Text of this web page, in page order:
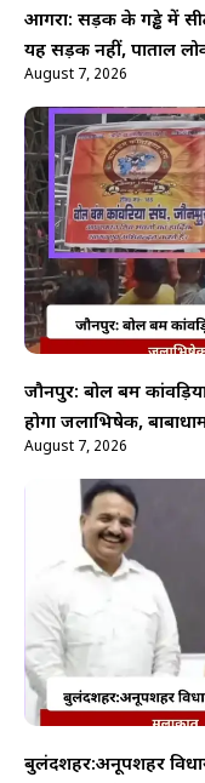
आगरा: सड़क के गड्ढे में
यह सड़क नहीं, पाताल
August 7, 2026
जौनपुर: बोल बम
होगा जलाभिषेक,
August 7, 2026
बुलंदशहर:अनूपशहर